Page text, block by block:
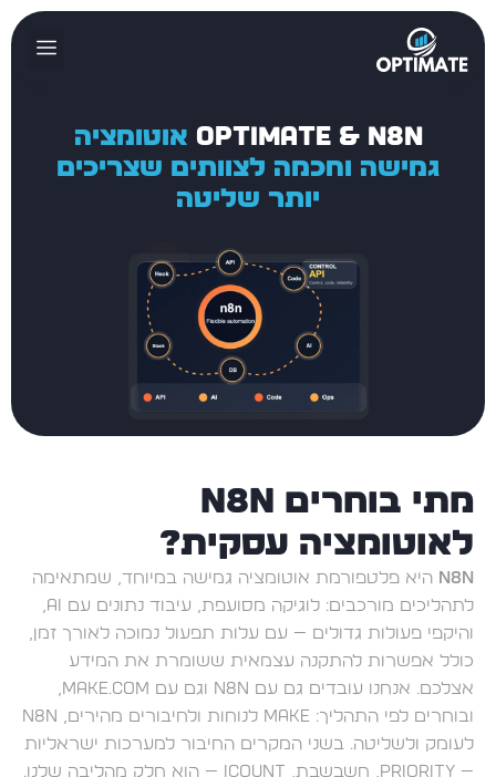
Optimate & n8n אוטומציה
גמישה וחכמה לצוותים שצריכים
יותר שליטה
מתי בוחרים n8n
לאוטומציה עסקית?
n8n היא פלטפורמת אוטומציה גמישה במיוחד, שמתאימה
והיקפי פעולות גדולים — עם עלות תפעול נמוכה לאורך זמן,
כולל אפשרות להתקנה עצמאית ששומרת את המידע
ובוחרים לפי התהליך: Make לנוחות ולחיבורים מהירים, n8n
לעומק ולשליטה. בשני המקרים החיבור למערכות ישראליות
— Priority, חשבשבת, iCount — הוא חלק מהליבה שלנו.